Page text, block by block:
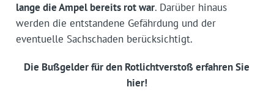
lange die Ampel bereits rot war. Darüber hinaus
werden die entstandene Gefährdung und der
eventuelle Sachschaden berücksichtigt.
Die Bußgelder für den Rotlichtverstoß erfahren Sie
hier!